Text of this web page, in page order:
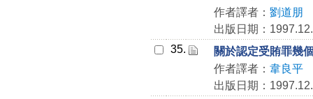
作者譯者： 劉道朋
出版日期：
35.
關於認定受賄罪幾
作者譯者： 韋良平
出版日期：